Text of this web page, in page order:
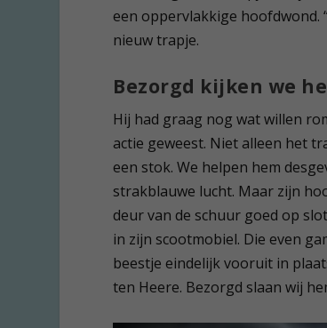
een oppervlakkige
nieuw trapje.
Bezorgd kijken we
Hij had graag nog wat willen
actie geweest. Niet alleen het
een stok. We helpen hem
strakblauwe lucht. Maar zijn
deur van de schuur goed op
in zijn scootmobiel. Die even
beestje eindelijk vooruit in
ten Heere. Bezorgd slaan wij